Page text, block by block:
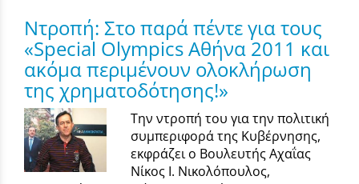
Ντροπή: Στο παρά πέντε για τους
«Special Olympics Αθήνα 2011 και
ακόμα περιμένουν ολοκλήρωση
της χρηματοδότησης!»
Την ντροπή του για την πολιτική
συμπεριφορά της Κυβέρνησης,
εκφράζει ο Βουλευτής Αχαΐας
Νίκος Ι. Νικολόπουλος,